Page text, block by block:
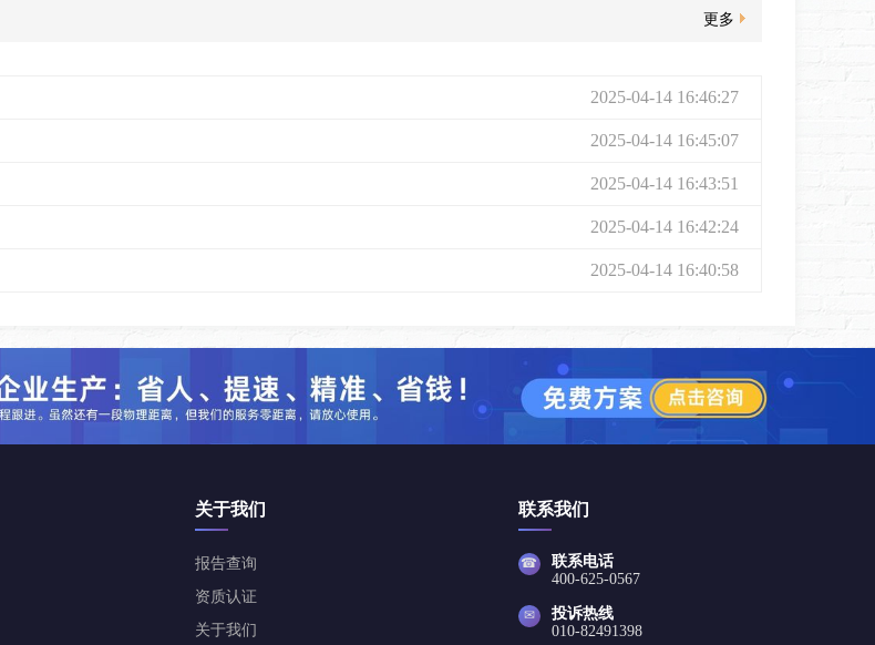
更多
2025-04-14 16:46:27
2025-04-14 16:45:07
2025-04-14 16:43:51
2025-04-14 16:42:24
2025-04-14 16:40:58
关于我们
报告查询
资质认证
关于我们
联系我们
☎
联系电话
400-625-0567
✉
投诉热线
010-82491398